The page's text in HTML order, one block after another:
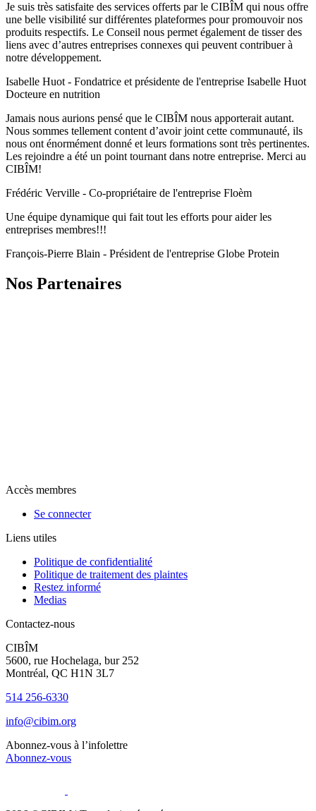
Je suis très satisfaite des services offerts par le CIBÎM qui nous offre
une belle visibilité sur différentes plateformes pour promouvoir nos
produits respectifs. Le Conseil nous permet également de tisser des
liens avec d’autres entreprises connexes qui peuvent contribuer à
notre développement.​
Isabelle Huot - Fondatrice et présidente de l'entreprise Isabelle Huot
Docteure en nutrition
Jamais nous aurions pensé que le CIBÎM nous apporterait autant.
Nous sommes tellement content d’avoir joint cette communauté, ils
nous ont énormément donné et leurs formations sont très pertinentes.
Les rejoindre a été un point tournant dans notre entreprise. Merci au
CIBÎM!
Frédéric Verville - Co-propriétaire de l'entreprise Floèm
Une équipe dynamique qui fait tout les efforts pour aider les
entreprises membres!!!
François-Pierre Blain - Président de l'entreprise Globe Protein
Nos Partenaires
Accès membres
Se connecter
Liens utiles
Politique de confidentialité
Politique de traitement des plaintes
Restez informé
Medias
Contactez-nous
CIBÎM
5600, rue Hochelaga, bur 252
Montréal, QC H1N 3L7
514 256-6330
info@cibim.org
Abonnez-vous à l’infolettre
Abonnez-vous